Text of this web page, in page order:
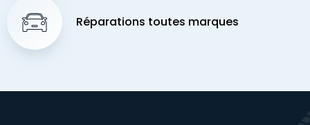
Réparations toutes marques